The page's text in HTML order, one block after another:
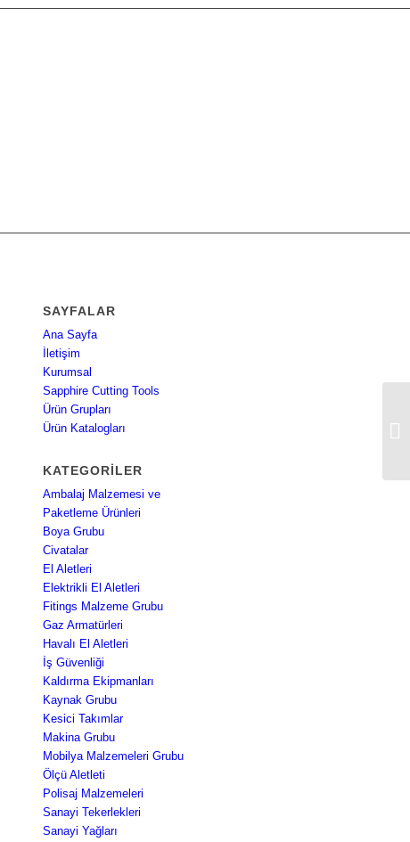
SAYFALAR
Ana Sayfa
İletişim
Kurumsal
Sapphire Cutting Tools
Ürün Grupları
Ürün Katalogları
KATEGORILER
Ambalaj Malzemesi ve
Paketleme Ürünleri
Boya Grubu
Civatalar
El Aletleri
Elektrikli El Aletleri
Fitings Malzeme Grubu
Gaz Armatürleri
Havalı El Aletleri
İş Güvenliği
Kaldırma Ekipmanları
Kaynak Grubu
Kesici Takımlar
Makina Grubu
Mobilya Malzemeleri Grubu
Ölçü Aletleti
Polisaj Malzemeleri
Sanayi Tekerlekleri
Sanayi Yağları